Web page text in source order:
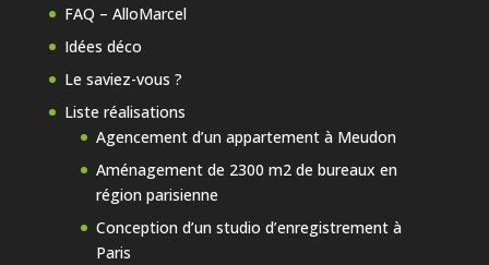
FAQ – AlloMarcel
Idées déco
Le saviez-vous ?
Liste réalisations
Agencement d’un appartement à Meudon
Aménagement de 2300 m2 de bureaux en
région parisienne
Conception d’un studio d’enregistrement à
Paris